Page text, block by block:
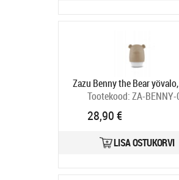
Zazu Benny the Bear
Tootekood:ZA-BENNY-
28,90 €
LISA OSTUKORVI